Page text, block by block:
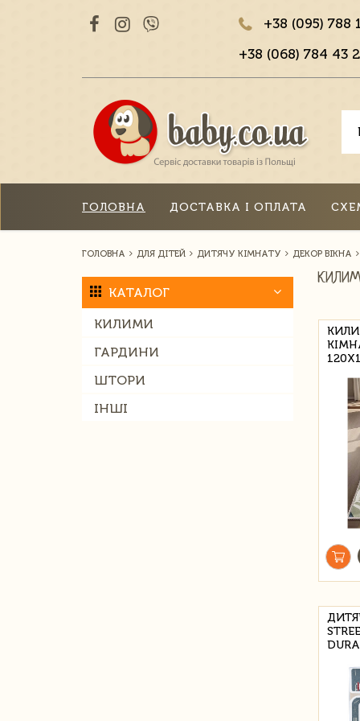
+38 (095) 788
+38 (068) 784 43
ГОЛОВНА ДОСТАВКА І ОПЛАТА
ГОЛОВНА ДЛЯ ДІТЕЙ ДИТЯЧУ КІМНАТУ ДЕКОР ВІКНА
КАТАЛОГ
КИЛИМИ
ГАРДИНИ
ШТОРИ
ІНШІ